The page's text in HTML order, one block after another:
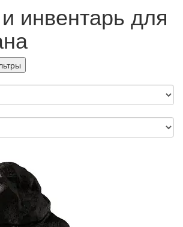
инвентарь для